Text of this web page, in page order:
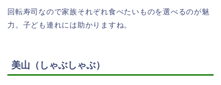
回転寿司なので家族それぞれ食べたいものを選べるのが魅
力。子ども連れには助かりますね。
美山（しゃぶしゃぶ）